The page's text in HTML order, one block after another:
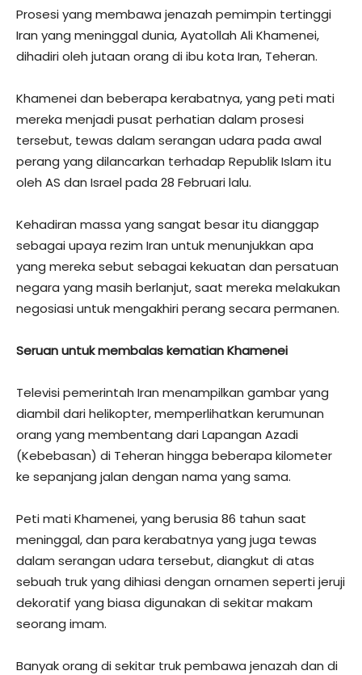
Prosesi yang membawa jenazah pemimpin tertinggi
Iran yang meninggal dunia, Ayatollah Ali Khamenei,
dihadiri oleh jutaan orang di ibu kota Iran, Teheran.
Khamenei dan beberapa kerabatnya, yang peti mati
mereka menjadi pusat perhatian dalam prosesi
tersebut, tewas dalam serangan udara pada awal
perang yang dilancarkan terhadap Republik Islam itu
oleh AS dan Israel pada 28 Februari lalu.
Kehadiran massa yang sangat besar itu dianggap
sebagai upaya rezim Iran untuk menunjukkan apa
yang mereka sebut sebagai kekuatan dan persatuan
negara yang masih berlanjut, saat mereka melakukan
negosiasi untuk mengakhiri perang secara permanen.
Seruan untuk membalas kematian Khamenei
Televisi pemerintah Iran menampilkan gambar yang
diambil dari helikopter, memperlihatkan kerumunan
orang yang membentang dari Lapangan Azadi
(Kebebasan) di Teheran hingga beberapa kilometer
ke sepanjang jalan dengan nama yang sama.
Peti mati Khamenei, yang berusia 86 tahun saat
meninggal, dan para kerabatnya yang juga tewas
dalam serangan udara tersebut, diangkut di atas
sebuah truk yang dihiasi dengan ornamen seperti jeruji
dekoratif yang biasa digunakan di sekitar makam
seorang imam.
Banyak orang di sekitar truk pembawa jenazah dan di